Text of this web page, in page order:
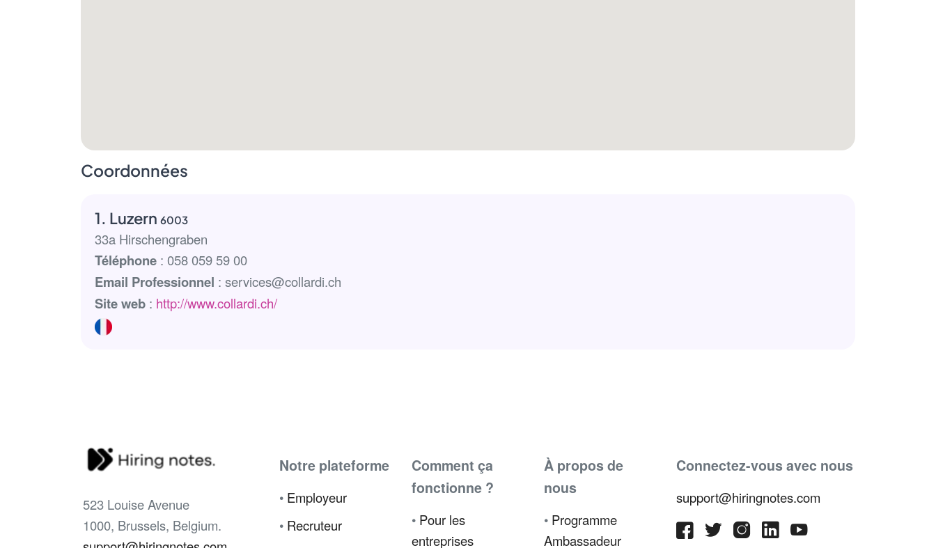
Coordonnées
1. Luzern 6003
33a Hirschengraben
Téléphone: 058 059 59 00
Email Professionnel : services@collardi.ch
Site web: http://www.collardi.ch/
523 Louise Avenue
1000, Brussels, Belgium.
Notre plateforme
• Employeur
• Recruteur
Comment ça
fonctionne ?
• Pour les
entreprises
À propos de
nous
• Programme
Ambassadeur
Connectez-vous avec nous
support@hiringnotes.com